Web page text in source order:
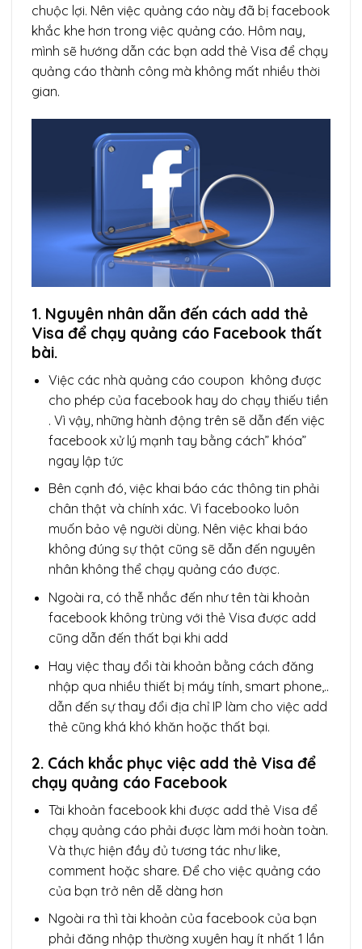
chuộc lợi. Nên việc quảng cáo này đã bị facebook
khắc khe hơn trong việc quảng cáo. Hôm nay,
mình sẽ hướng dẫn các bạn add thẻ Visa để chạy
quảng cáo thành công mà không mất nhiều thời
gian.
1. Nguyên nhân dẫn đến cách add thẻ
Visa để chạy quảng cáo Facebook thất
bài.
Việc các nhà quảng cáo coupon không được
cho phép của facebook hay do chạy thiếu tiền
. Vì vậy, những hành động trên sẽ dẫn đến việc
facebook xử lý mạnh tay bằng cách” khóa”
ngay lập tức
Bên cạnh đó, việc khai báo các thông tin phải
chân thật và chính xác. Vì facebooko luôn
muốn bảo vệ người dùng. Nên việc khai báo
không đúng sự thật cũng sẽ dẫn đến nguyên
nhân không thể chạy quảng cáo được.
Ngoài ra, có thễ nhắc đến như tên tài khoản
facebook không trùng với thẻ Visa được add
cũng dẫn đến thất bại khi add
Hay việc thay đổi tài khoản bằng cách đăng
nhập qua nhiều thiết bị máy tính, smart phone,..
dẫn đến sự thay đổi địa chỉ IP làm cho việc add
thẻ cũng khá khó khăn hoặc thất bại.
2. Cách khắc phục việc add thẻ Visa để
chạy quảng cáo Facebook
Tài khoản facebook khi được add thẻ Visa để
chạy quảng cáo phải được làm mới hoàn toàn.
Và thực hiện đầy đủ tương tác như like,
comment hoặc share. Để cho việc quảng cáo
của bạn trở nên dễ dàng hơn
Ngoài ra thì tài khoản của facebook của bạn
phải đăng nhập thường xuyên hay ít nhất 1 lần